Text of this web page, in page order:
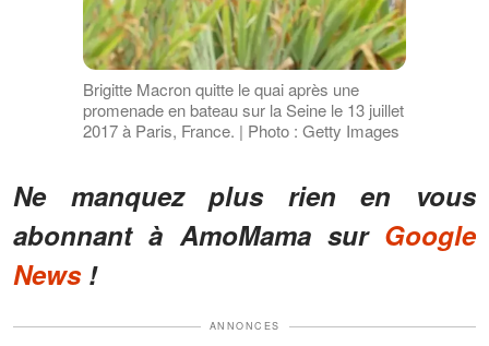
Brigitte Macron quitte le quai après une
promenade en bateau sur la Seine le 13 juillet
2017 à Paris, France. | Photo : Getty Images
Ne manquez plus rien en vous
abonnant à AmoMama sur Google
News!
ANNONCES